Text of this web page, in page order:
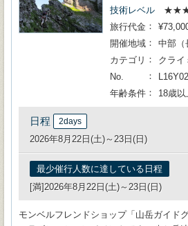
技術レベル
旅行代金
開催地域
中部（
カテゴリ
クライ
No.
L16Y02
年齢条件
18歳
日程 2days
2026年8月22日(土)～23日(日)
最少催行人数に達している日程
[満]2026年8月22日(土)～23日(日)
モンベルフレンドショップ「山岳ガイド